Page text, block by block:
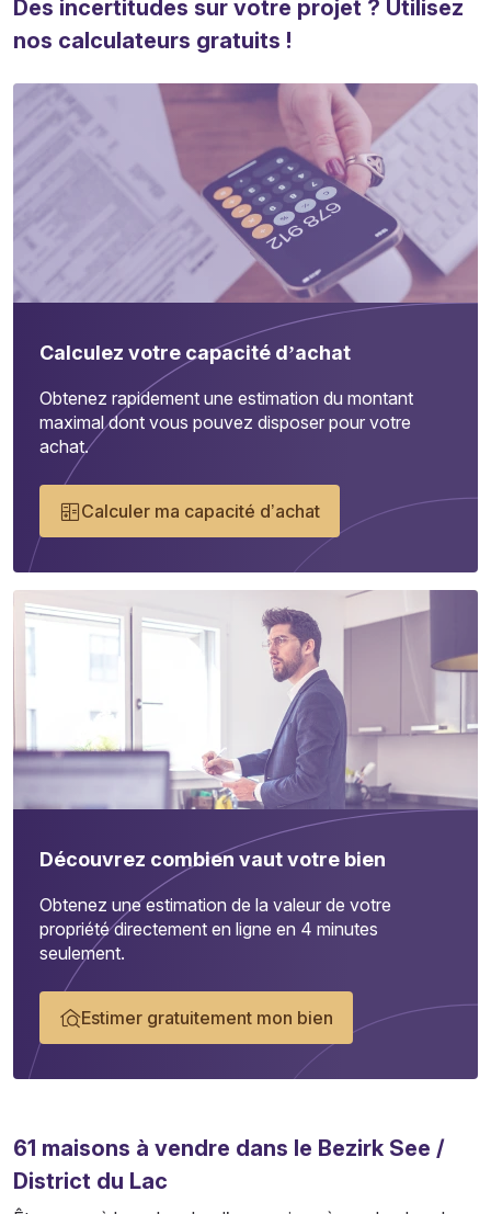
Des incertitudes sur votre projet ? Utilisez
nos calculateurs gratuits !
Calculez votre capacité d’achat
Obtenez rapidement une estimation du montant
maximal dont vous pouvez disposer pour votre
achat.
Calculer ma capacité d’achat
Découvrez combien vaut votre bien
Obtenez une estimation de la valeur de votre
propriété directement en ligne en 4 minutes
seulement.
Estimer gratuitement mon bien
61 maisons à vendre dans le Bezirk See /
District du Lac